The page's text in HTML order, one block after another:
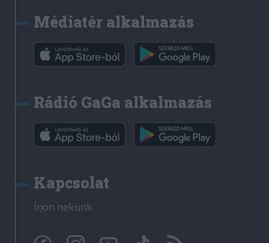
Médiatér alkalmazás
Rádió GaGa alkalmazás
Kapcsolat
Írjon nekünk